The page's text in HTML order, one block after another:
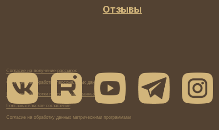
Согласие на обработку данных метрическими программами
Согласие на получение рассылок
Согласие на обработку персональных данных
Политика обработки персональных данных
Пользовательское соглашение